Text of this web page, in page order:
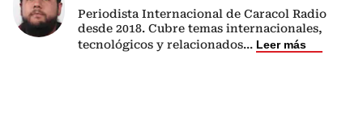
Periodista Internacional de Caracol Radio
desde 2018. Cubre temas internacionales,
tecnológicos y relacionados... Leer más